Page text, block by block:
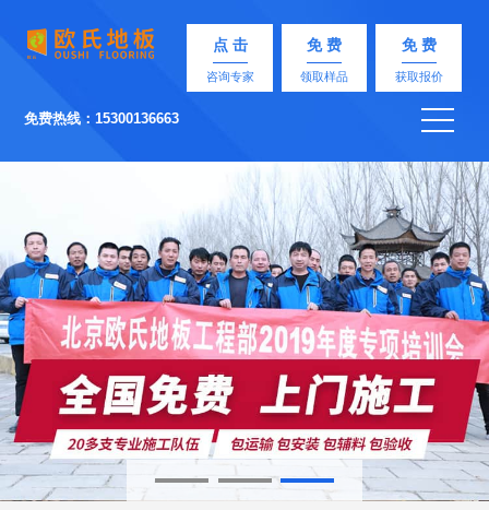
点 击
咨询专家
免 费
领取样品
免 费
获取报价
免费热线：15300136663